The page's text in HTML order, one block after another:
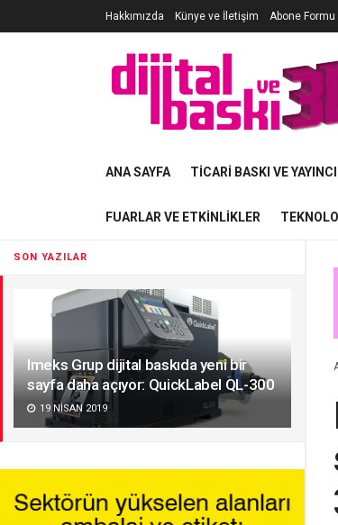
SON YAZILAR
Imeks Grup dijital baskıda yeni bir
sayfa daha açıyor: QuickLabel QL-300
19 NISAN 2019
Hakkımızda Künye ve İletişim Abone Formu
ANA SAYFA TICARI BASKI VE
FUARLAR VE ETKINLIKLER